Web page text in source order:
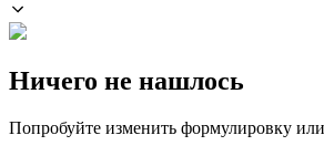
Ничего не нашлось
Попробуйте изменить формулировку